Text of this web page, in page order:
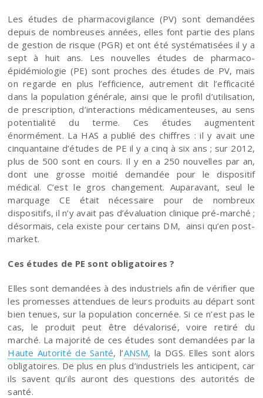
Les études de pharmacovigilance (PV) sont demandées
depuis de nombreuses années, elles font partie des plans
de gestion de risque (PGR) et ont été systématisées il y a
sept à huit ans. Les nouvelles études de pharmaco-
épidémiologie (PE) sont proches des études de PV, mais
on regarde en plus l’efficience, autrement dit l’efficacité
dans la population générale, ainsi que le profil d’utilisation,
de prescription, d’interactions médicamenteuses, au sens
potentialité du terme. Ces études augmentent
énormément. La HAS a publié des chiffres : il y avait une
cinquantaine d’études de PE il y a cinq à six ans ; sur 2012,
plus de 500 sont en cours. Il y en a 250 nouvelles par an,
dont une grosse moitié demandée pour le dispositif
médical. C’est le gros changement. Auparavant, seul le
marquage CE était nécessaire pour de nombreux
dispositifs, il n’y avait pas d’évaluation clinique pré-marché ;
désormais, cela existe pour certains DM, ainsi qu’en post-
market.
Ces études de PE sont obligatoires ?
Elles sont demandées à des industriels afin de vérifier que
les promesses attendues de leurs produits au départ sont
bien tenues, sur la population concernée. Si ce n’est pas le
cas, le produit peut être dévalorisé, voire retiré du
marché. La majorité de ces études sont demandées par la
Haute Autorité de Santé, l’ANSM, la DGS. Elles sont alors
obligatoires. De plus en plus d’industriels les anticipent, car
ils savent qu’ils auront des questions des autorités de
santé.